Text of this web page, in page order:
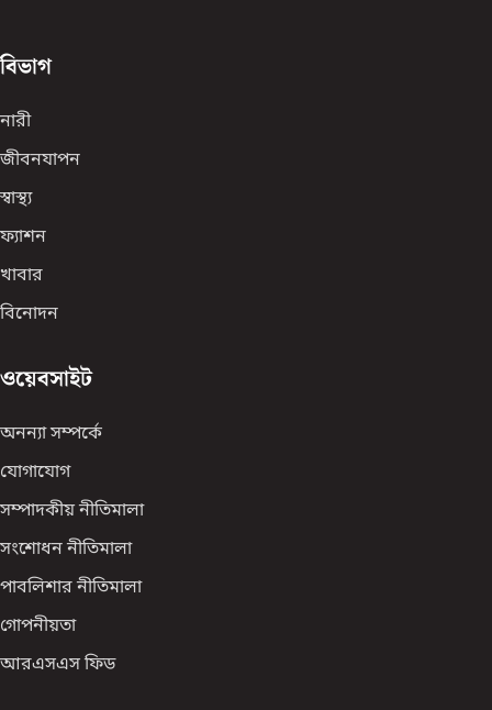
বিভাগ
নারী
জীবনযাপন
স্বাস্থ্য
ফ্যাশন
খাবার
বিনোদন
ওয়েবসাইট
অনন্যা সম্পর্কে
যোগাযোগ
সম্পাদকীয় নীতিমালা
সংশোধন নীতিমালা
পাবলিশার নীতিমালা
গোপনীয়তা
আরএসএস ফিড